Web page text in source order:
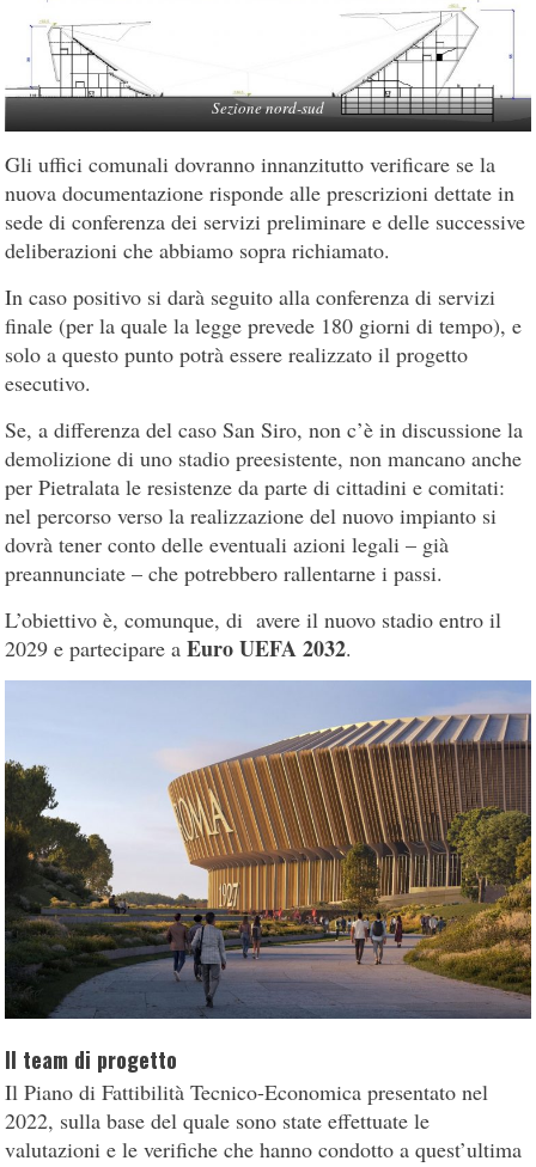
Sezione nord-sud
Gli uffici comunali dovranno innanzitutto verificare se la
nuova documentazione risponde alle prescrizioni dettate in
sede di conferenza dei servizi preliminare e delle successive
deliberazioni che abbiamo sopra richiamato.
In caso positivo si darà seguito alla conferenza di servizi
finale (per la quale la legge prevede 180 giorni di tempo), e
solo a questo punto potrà essere realizzato il progetto
esecutivo.
Se, a differenza del caso San Siro, non c’è in discussione la
demolizione di uno stadio preesistente, non mancano anche
per Pietralata le resistenze da parte di cittadini e comitati:
nel percorso verso la realizzazione del nuovo impianto si
dovrà tener conto delle eventuali azioni legali – già
preannunciate – che potrebbero rallentarne i passi.
L’obiettivo è, comunque, di avere il nuovo stadio entro il
2029 e partecipare aEuro UEFA 2032.
Il team di progetto
Il Piano di Fattibilità Tecnico-Economica presentato nel
2022, sulla base del quale sono state effettuate le
valutazioni e le verifiche che hanno condotto a quest’ultima